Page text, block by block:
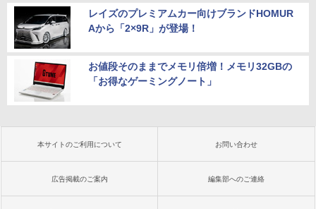
レイズのプレミアムカー向けブランドHOMUR
Aから「2×9R」が登場！
お値段そのままでメモリ倍増！メモリ32GBの
「お得なゲーミングノート」
本サイトのご利用について お問い合わせ
広告掲載のご案内 編集部へのご連絡